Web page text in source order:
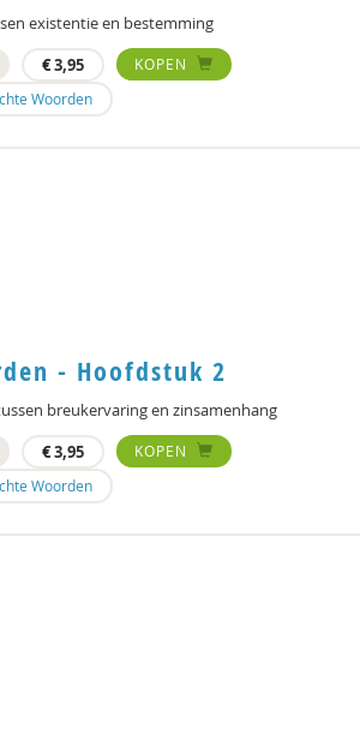
Weille
existentie en bestemming
€3,95
KOPEN
Woorden
- Hoofdstuk 2
breukervaring en zinsamenhang
€3,95
KOPEN
Woorden